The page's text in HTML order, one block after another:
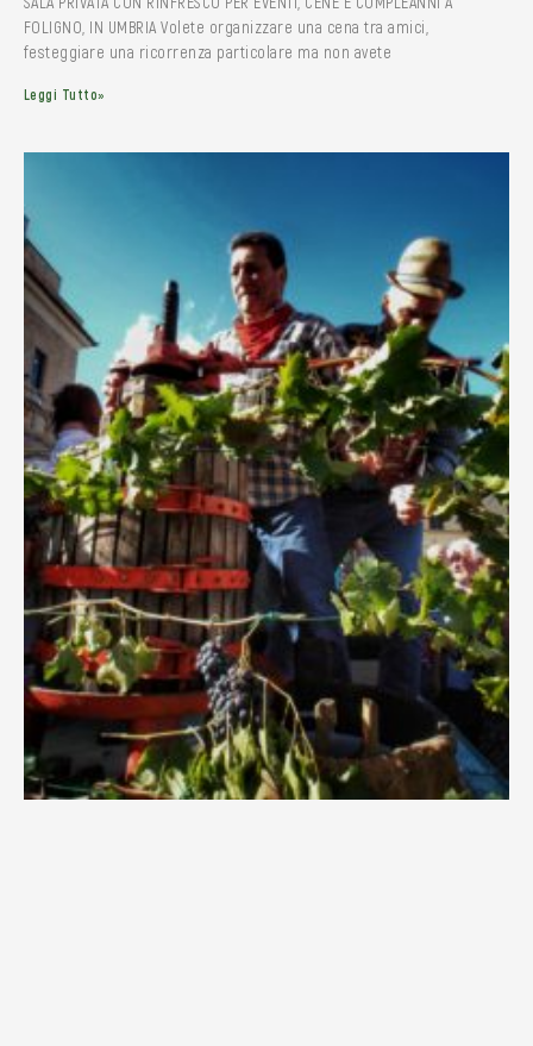
FOLIGNO, IN UMBRIA Volete organizzare una cena tra amici,
festeggiare una ricorrenza particolare ma non avete
Leggi Tutto»